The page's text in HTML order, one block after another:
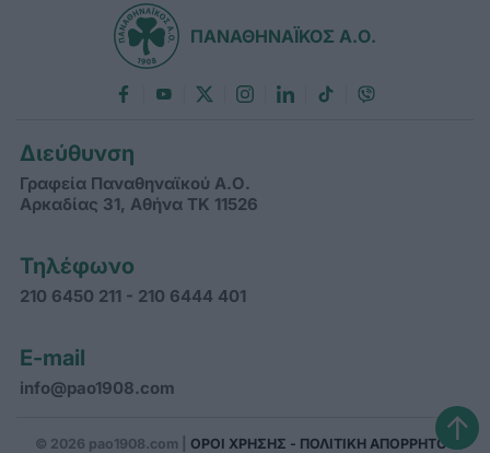
ΠΑΝΑΘΗΝΑΪΚΟΣ Α.Ο.
Διεύθυνση
Γραφεία Παναθηναϊκού Α.Ο.
Αρκαδίας 31, Αθήνα ΤΚ 11526
Τηλέφωνο
210 6450 211 - 210 6444 401
E-mail
info@pao1908.com
© 2026 pao1908.com | ΟΡΟΙ ΧΡΗΣΗΣ - ΠΟΛΙΤΙΚΗ ΑΠΟΡΡΗΤΟΥ↑